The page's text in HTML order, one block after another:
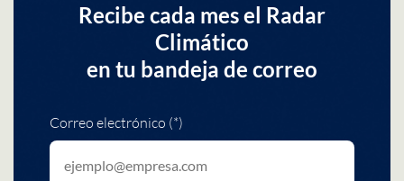
Recibe cada mes el Radar
Climático
en tu bandeja de correo
Correo electrónico (*)